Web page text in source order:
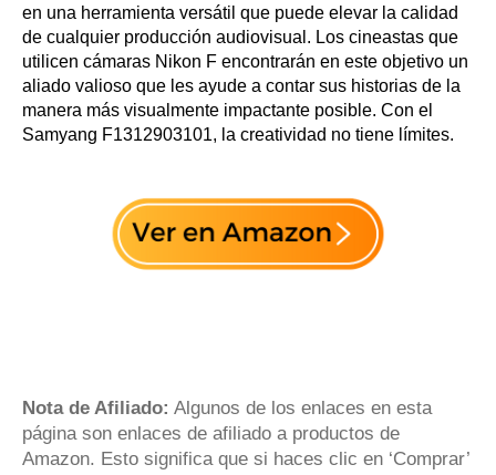
en una herramienta versátil que puede elevar la calidad
de cualquier producción audiovisual. Los cineastas que
utilicen cámaras Nikon F encontrarán en este objetivo un
aliado valioso que les ayude a contar sus historias de la
manera más visualmente impactante posible. Con el
Samyang F1312903101, la creatividad no tiene límites.
Nota de Afiliado: Algunos de los enlaces en esta
página son enlaces de afiliado a productos de
Amazon. Esto significa que si haces clic en ‘Comprar’